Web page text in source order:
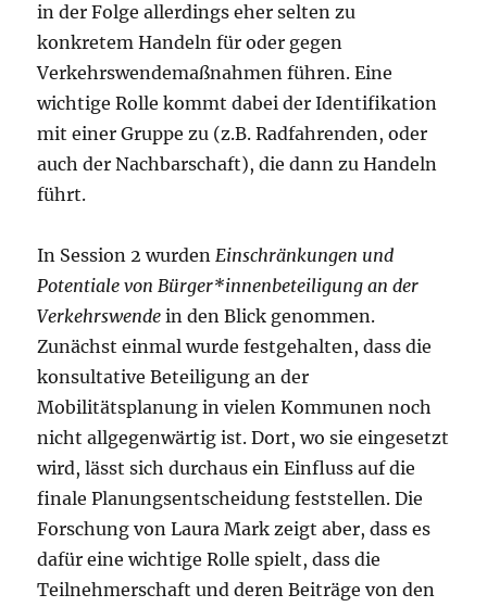
in der Folge allerdings eher selten zu
konkretem Handeln für oder gegen
Verkehrswendemaßnahmen führen. Eine
wichtige Rolle kommt dabei der Identifikation
mit einer Gruppe zu (z.B. Radfahrenden, oder
auch der Nachbarschaft), die dann zu Handeln
führt.
In Session 2 wurden Einschränkungen und
Potentiale von Bürger*innenbeteiligung an der
Verkehrswende in den Blick genommen.
Zunächst einmal wurde festgehalten, dass die
konsultative Beteiligung an der
Mobilitätsplanung in vielen Kommunen noch
nicht allgegenwärtig ist. Dort, wo sie eingesetzt
wird, lässt sich durchaus ein Einfluss auf die
finale Planungsentscheidung feststellen. Die
Forschung von Laura Mark zeigt aber, dass es
dafür eine wichtige Rolle spielt, dass die
Teilnehmerschaft und deren Beiträge von den